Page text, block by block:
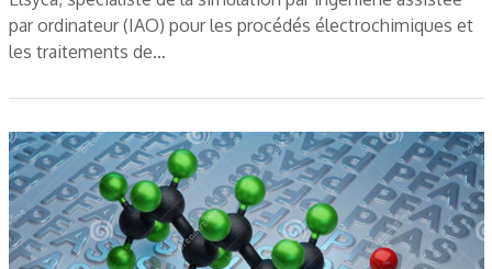
par ordinateur (IAO) pour les procédés électrochimiques et
les traitements de…